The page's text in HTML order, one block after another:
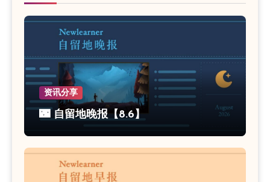
资讯分享
🌃 自留地晚报【8.6】